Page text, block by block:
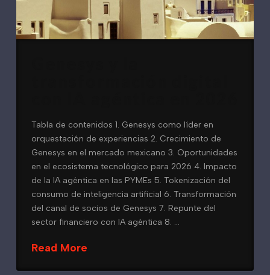
Tabla de contenidos 1. Genesys como líder en
orquestación de experiencias 2. Crecimiento de
Genesys en el mercado mexicano 3. Oportunidades
en el ecosistema tecnológico para 2026 4. Impacto
de la IA agéntica en las PYMEs 5. Tokenización del
consumo de inteligencia artificial 6. Transformación
del canal de socios de Genesys 7. Repunte del
sector financiero con IA agéntica 8. …
Read More